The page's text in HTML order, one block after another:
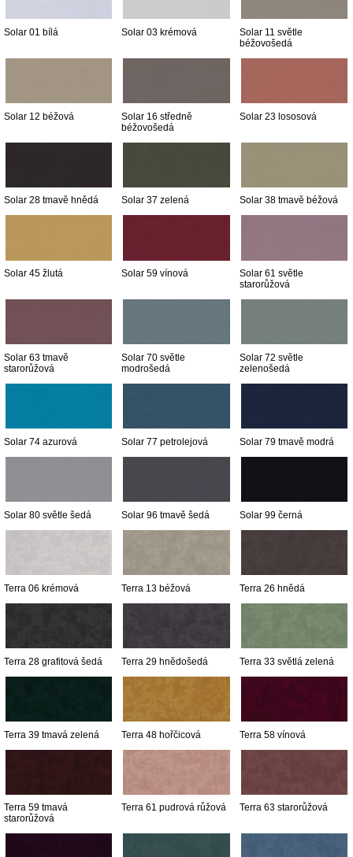
Solar 01 bílá Solar 03 krémová
Solar 11 světle
béžovošedá
Solar 12 béžová
Solar 16 středně
béžovošedá
Solar 23 lososová
Solar 28 tmavě hnědá Solar 37 zelená Solar 38 tmavě béžová
Solar 45 žlutá Solar 59 vínová
Solar 61 světle
starorůžová
Solar 63 tmavě
starorůžová
Solar 70 světle
modrošedá
Solar 72 světle
zelenošedá
Solar 74 azurová Solar 77 petrolejová Solar 79 tmavě modrá
Solar 80 světle šedá Solar 96 tmavě šedá Solar 99 černá
Terra 06 krémová Terra 13 béžová Terra 26 hnědá
Terra 28 grafitová šedá Terra 29 hnědošedá Terra 33 světlá zelená
Terra 39 tmavá zelená Terra 48 hořčicová Terra 58 vínová
Terra 59 tmavá
starorůžová
Terra 61 pudrová růžová Terra 63 starorůžová